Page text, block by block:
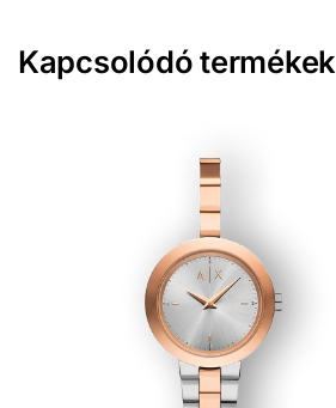
Kapcsolódó termékek